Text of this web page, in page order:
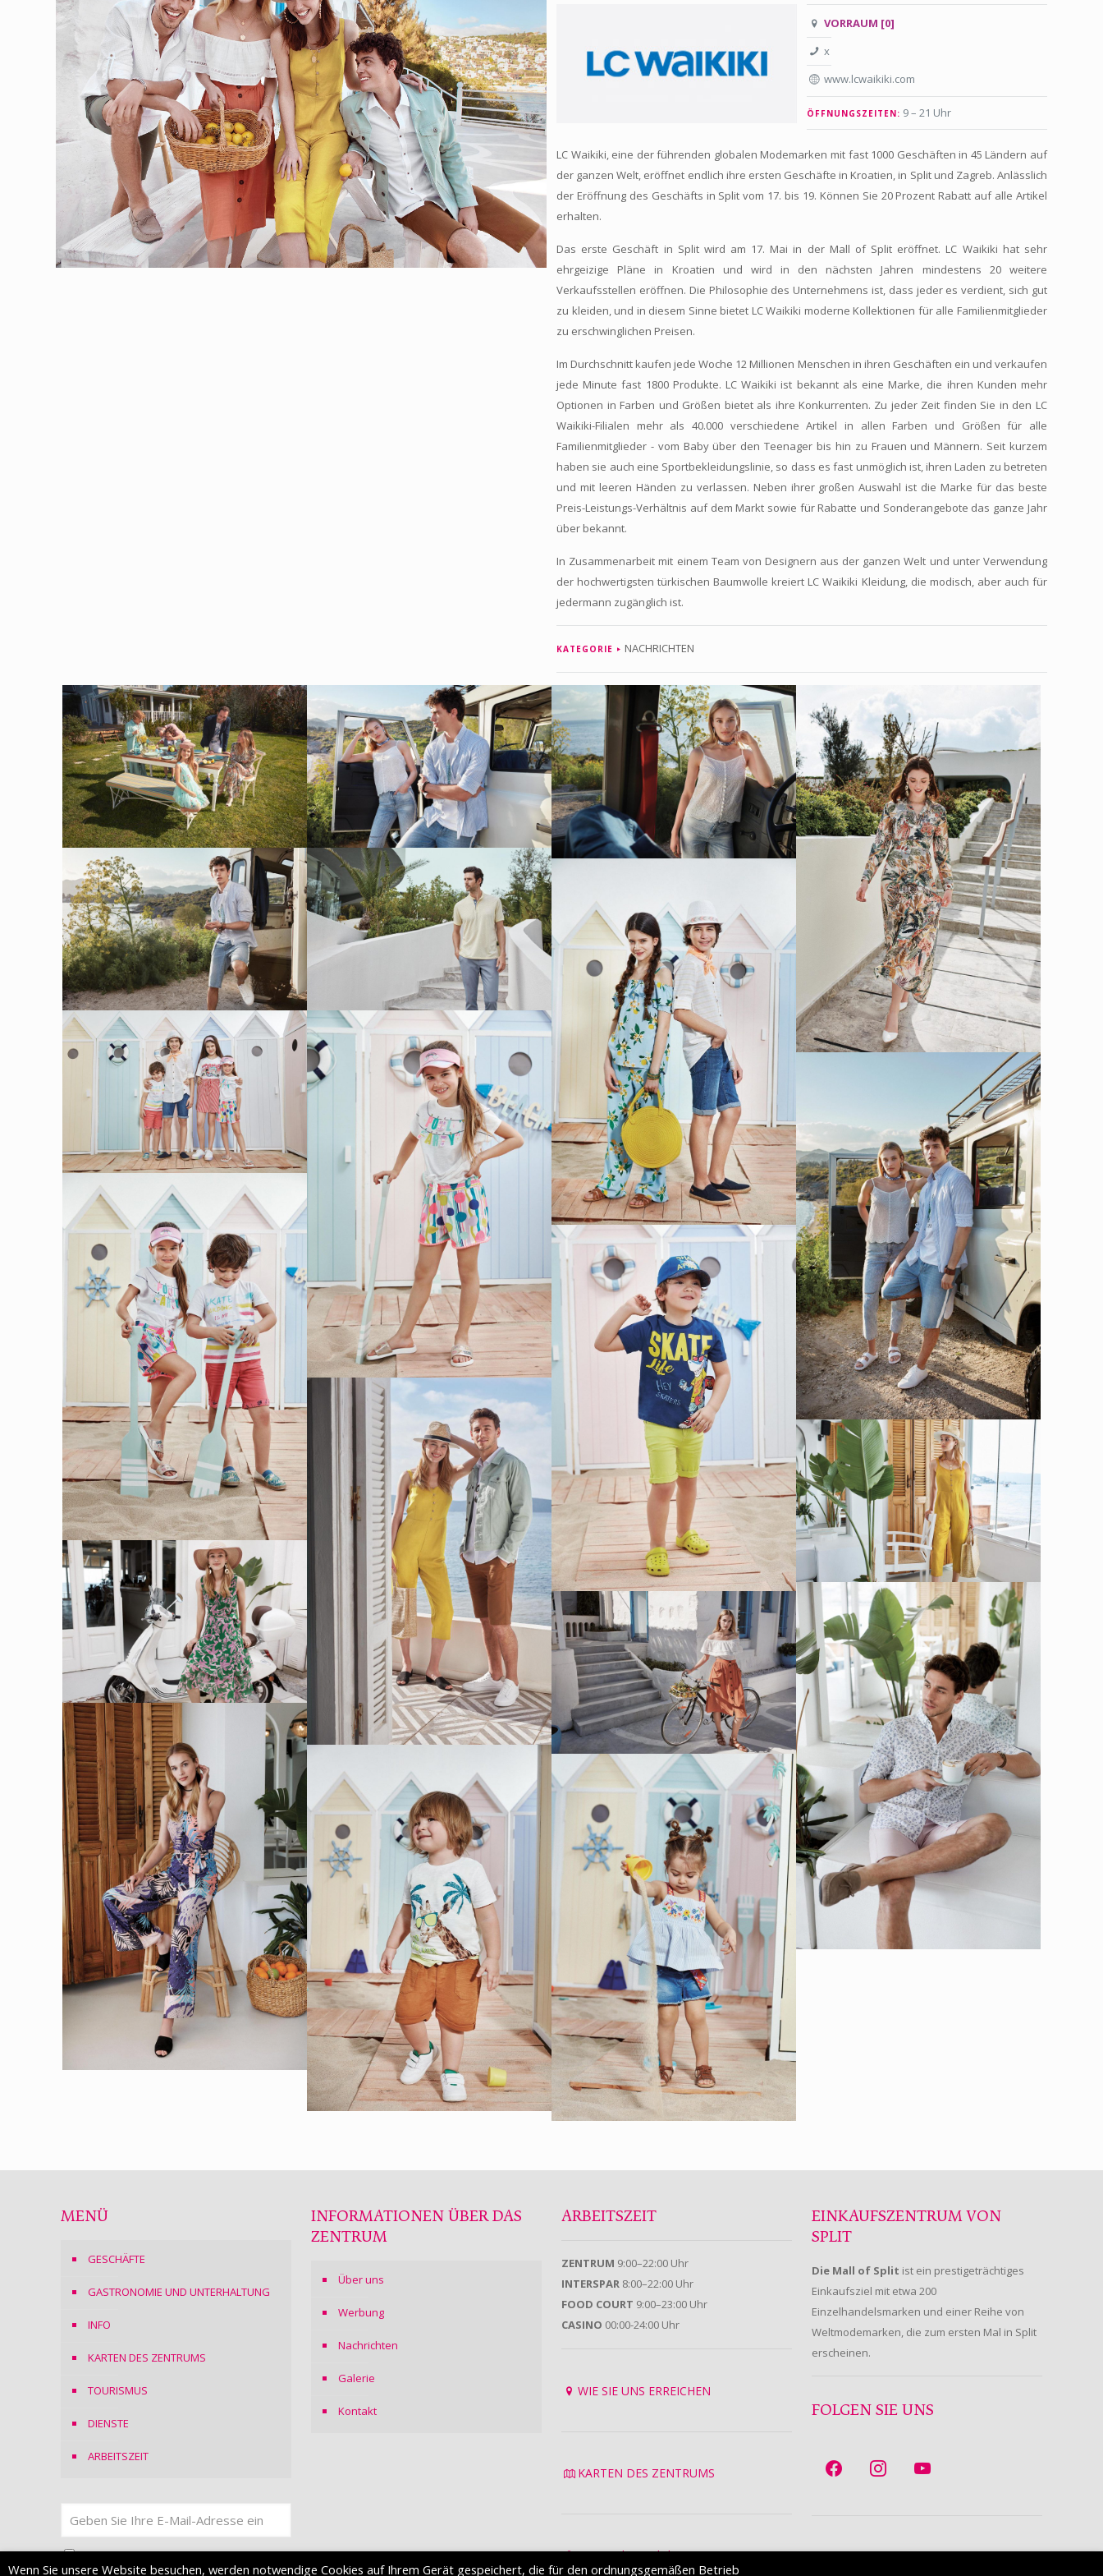
VORRAUM [0]
x
www.lcwaikiki.com
ÖFFNUNGSZEITEN: 9 – 21 Uhr
LC Waikiki, eine der führenden globalen Modemarken mit fast 1000 Geschäften in 45 Ländern auf
der ganzen Welt, eröffnet endlich ihre ersten Geschäfte in Kroatien, in Split und Zagreb. Anlässlich
der Eröffnung des Geschäfts in Split vom 17. bis 19. Können Sie 20 Prozent Rabatt auf alle Artikel
erhalten.
Das erste Geschäft in Split wird am 17. Mai in der Mall of Split eröffnet. LC Waikiki hat sehr
ehrgeizige Pläne in Kroatien und wird in den nächsten Jahren mindestens 20 weitere
Verkaufsstellen eröffnen. Die Philosophie des Unternehmens ist, dass jeder es verdient, sich gut
zu kleiden, und in diesem Sinne bietet LC Waikiki moderne Kollektionen für alle Familienmitglieder
zu erschwinglichen Preisen.
Im Durchschnitt kaufen jede Woche 12 Millionen Menschen in ihren Geschäften ein und verkaufen
jede Minute fast 1800 Produkte. LC Waikiki ist bekannt als eine Marke, die ihren Kunden mehr
Optionen in Farben und Größen bietet als ihre Konkurrenten. Zu jeder Zeit finden Sie in den LC
Waikiki-Filialen mehr als 40.000 verschiedene Artikel in allen Farben und Größen für alle
Familienmitglieder - vom Baby über den Teenager bis hin zu Frauen und Männern. Seit kurzem
haben sie auch eine Sportbekleidungslinie, so dass es fast unmöglich ist, ihren Laden zu betreten
und mit leeren Händen zu verlassen. Neben ihrer großen Auswahl ist die Marke für das beste
Preis-Leistungs-Verhältnis auf dem Markt sowie für Rabatte und Sonderangebote das ganze Jahr
über bekannt.
In Zusammenarbeit mit einem Team von Designern aus der ganzen Welt und unter Verwendung
der hochwertigsten türkischen Baumwolle kreiert LC Waikiki Kleidung, die modisch, aber auch für
jedermann zugänglich ist.
KATEGORIE NACHRICHTEN
MENÜ
GESCHÄFTE
GASTRONOMIE UND UNTERHALTUNG
INFO
KARTEN DES ZENTRUMS
TOURISMUS
DIENSTE
ARBEITSZEIT
Ich stimmeder Datenschutzerklärungzu
INFORMATIONEN ÜBER DAS
ZENTRUM
Über uns
Werbung
Nachrichten
Galerie
Kontakt
ARBEITSZEIT
ZENTRUM 9:00–22:00 Uhr
INTERSPAR 8:00–22:00 Uhr
FOOD COURT 9:00–23:00 Uhr
CASINO 00:00-24:00 Uhr
WIE SIE UNS ERREICHEN
KARTEN DES ZENTRUMS
Datenschutzrichtlinie
EINKAUFSZENTRUM VON
SPLIT
Die Mall of Split ist ein prestigeträchtiges
Einkaufsziel mit etwa 200
Einzelhandelsmarken und einer Reihe von
Weltmodemarken, die zum ersten Mal in Split
erscheinen.
FOLGEN SIE UNS
Wenn Sie unsere Website besuchen, werden notwendige Cookies auf Ihrem Gerät gespeichert, die für den ordnungsgemäßen Betrieb